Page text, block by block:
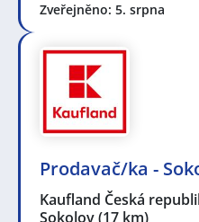
Zveřejněno: 5. srpna
Prodavač/ka -
Kaufland Česká
Sokolov(17 km)